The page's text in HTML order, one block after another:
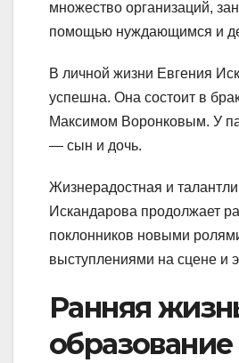
множество организаций,
помощью нуждающимся и
В личной жизни Евгения
успешна. Она состоит в
Максимом Воронковым. У
— сын и дочь.
Жизнерадостная и
Искандарова продолжает
поклонников новыми
выступлениями на сцене и
Ранняя
образование